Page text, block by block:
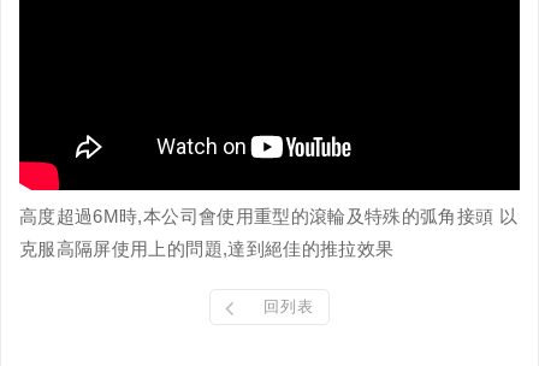
高度超過6M時,本公司會使用重型的滾輪及特殊的弧角接頭 以
克服高隔屏使用上的問題,達到絕佳的推拉效果
回列表